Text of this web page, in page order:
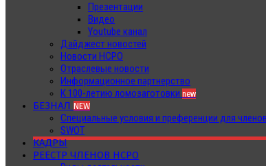
Презентации
Видео
Youtube канал
Дайджест новостей
Новости НСРО
Отраслевые новости
Информационное партнерство
К 100-летию ломозаготовки new
БЕЗНАЛ NEW
Специальные условия и преференции для
SWOT
КАДРЫ
РЕЕСТР ЧЛЕНОВ НСРО